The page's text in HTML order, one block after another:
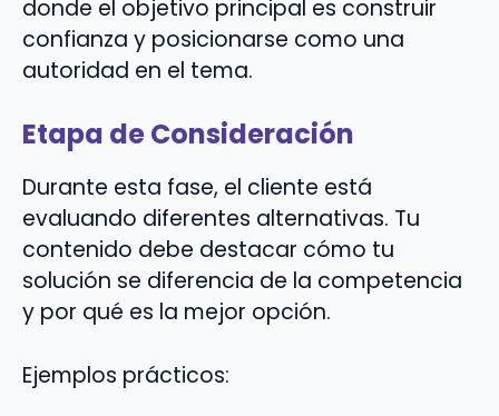
donde el objetivo principal es construir
confianza y posicionarse como una
autoridad en el tema.
Etapa de Consideración
Durante esta fase, el cliente está
evaluando diferentes alternativas. Tu
contenido debe destacar cómo tu
solución se diferencia de la competencia
y por qué es la mejor opción.
Ejemplos prácticos: